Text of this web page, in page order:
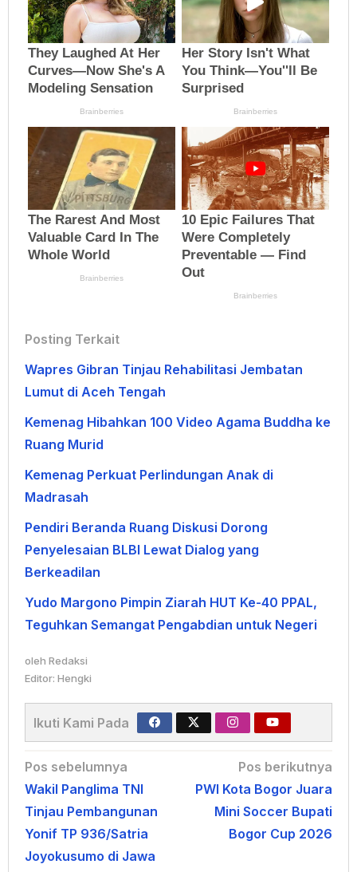
Posting Terkait
Wapres Gibran Tinjau Rehabilitasi Jembatan
Lumut di Aceh Tengah
Kemenag Hibahkan 100 Video Agama Buddha ke
Ruang Murid
Kemenag Perkuat Perlindungan Anak di
Madrasah
Pendiri Beranda Ruang Diskusi Dorong
Penyelesaian BLBI Lewat Dialog yang
Berkeadilan
Yudo Margono Pimpin Ziarah HUT Ke-40 PPAL,
Teguhkan Semangat Pengabdian untuk Negeri
oleh Redaksi
Editor: Hengki
Ikuti Kami Pada
Navigasi
pos
Pos sebelumnya
Wakil Panglima TNI
Tinjau Pembangunan
Yonif TP 936/Satria
Joyokusumo di Jawa
Pos berikutnya
PWI Kota Bogor Juara
Mini Soccer Bupati
Bogor Cup 2026